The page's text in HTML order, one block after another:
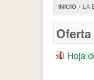
INICIO / LA
Hoja